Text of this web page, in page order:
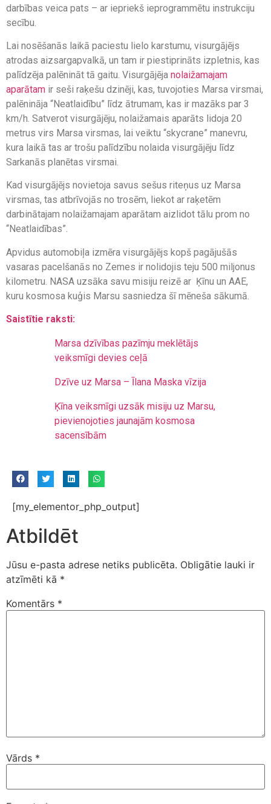
darbības veica pats – ar iepriekš ieprogrammētu instrukciju
secību.
Lai nosēšanās laikā paciestu lielo karstumu, visurgājējs
atrodas aizsargapvalkā, un tam ir piestiprināts izpletnis, kas
palīdzēja palēnināt tā gaitu. Visurgājēja nolaižamajam
aparātam ir seši raķešu dzinēji, kas, tuvojoties Marsa virsmai,
palēnināja “Neatlaidību” līdz ātrumam, kas ir mazāks par 3
km/h. Satverot visurgājēju, nolaižamais aparāts lidoja 20
metrus virs Marsa virsmas, lai veiktu “skycrane” manevru,
kura laikā tas ar trošu palīdzību nolaida visurgājēju līdz
Sarkanās planētas virsmai.
Kad visurgājējs novietoja savus sešus riteņus uz Marsa
virsmas, tas atbrīvojās no trosēm, liekot ar raķetēm
darbinātajam nolaižamajam aparātam aizlidot tālu prom no
“Neatlaidības”.
Apvidus automobiļa izmēra visurgājējs kopš pagājušās
vasaras pacelšanās no Zemes ir nolidojis teju 500 miljonus
kilometru. NASA uzsāka savu misiju reizē ar Ķīnu un AAE,
kuru kosmosa kuģis Marsu sasniedza šī mēneša sākumā.
Saistītie raksti:
Marsa dzīvības pazīmju meklētājs
veiksmīgi devies ceļā
Dzīve uz Marsa – Īlana Maska vīzija
Ķīna veiksmīgi uzsāk misiju uz Marsu,
pievienojoties jaunajām kosmosa
sacensībām
[my_elementor_php_output]
Atbildēt
Jūsu e-pasta adrese netiks publicēta. Obligātie lauki ir
atzīmēti kā *
Komentārs *
Vārds *